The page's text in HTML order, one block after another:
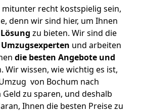
recht kostspielig sein,
denn wir sind hier, um Ihnen
Lösung zu bieten. Wir sind die
und arbeiten
die besten Angebote und
Wir wissen, wie wichtig es ist,
von Bochum nach
zu sparen, und deshalb
Ihnen die besten Preise zu